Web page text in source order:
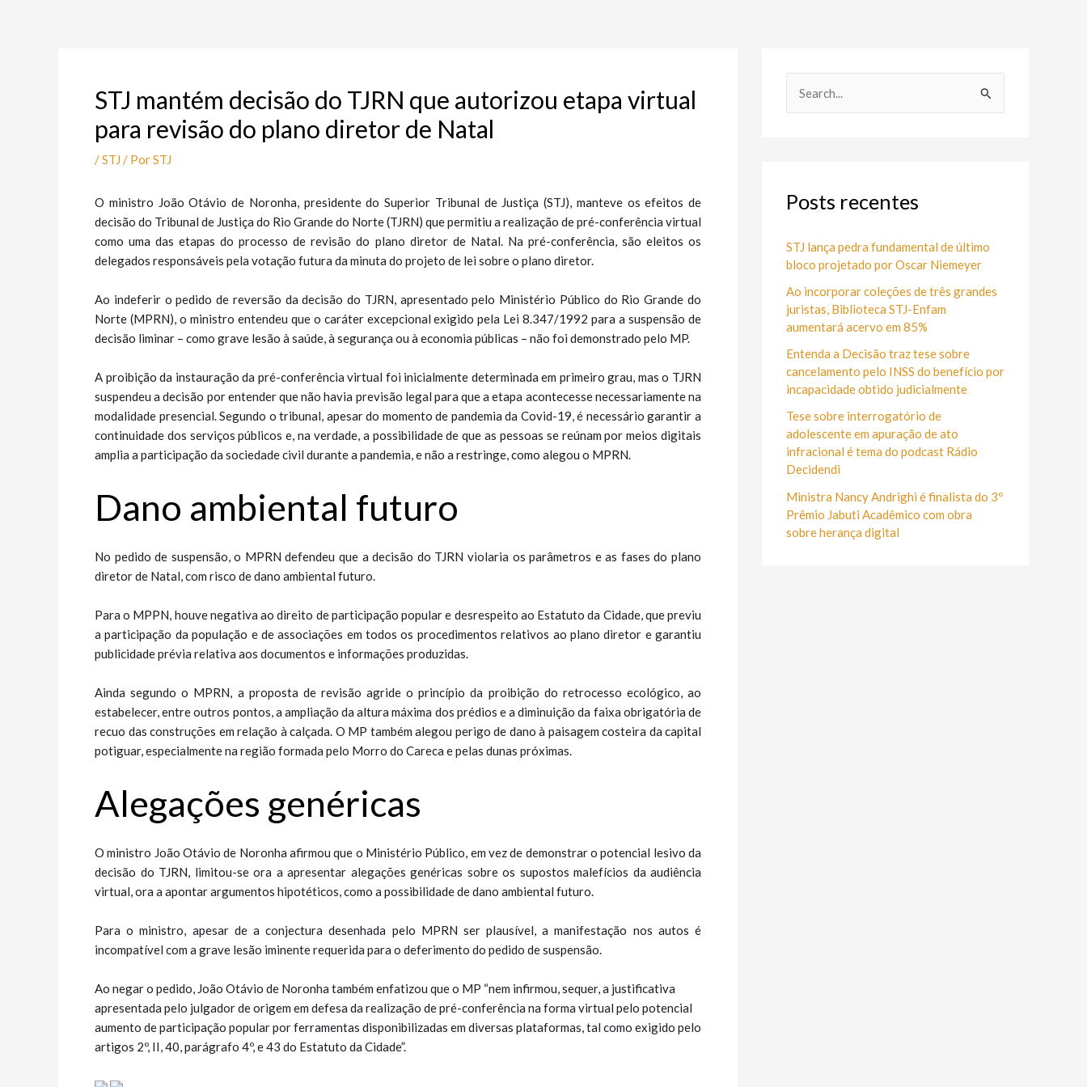
STJ mantém decisão do TJRN que autorizou etapa virtual
para revisão do plano diretor de Natal
/STJ / PorSTJ
​​​O ministro João Otávio de Noronha, presidente do Superior Tribunal de Justiça (STJ), manteve os efeitos de
decisão do Tribunal de Justiça do Rio Grande do Norte (TJRN) que permitiu a realização de pré-conferência virtual
como uma das etapas do processo de revisão do plano diretor de Natal. Na pré-conferência, são eleitos os
delegados responsáveis pela votação futura da minuta do projeto de lei sobre o plano diretor.
Ao indeferir o pedido de reversão da decisão do TJRN, apresentado pelo Ministério Público do Rio Grande do
Norte (MPRN), o ministro entendeu que o caráter excepcional exigido pela Lei 8.347/1992 para a suspensão de
decisão liminar – como grave lesão à saúde, à segurança ou à economia públicas – não foi demonstrado pelo MP.
A proibição da instauração da pré-conferência virtual foi inicialmente determinada em primeiro grau, mas o TJRN
suspendeu a decisão por entender que não havia previsão legal para que a etapa acontecesse necessariamente na
modalidade presencial. Segundo o tribunal, apesar do momento de pandemia da Covid-19, é necessário garantir a
continuidade dos serviços públicos e, na verdade, a possibilidade de que as pessoas se reúnam por meios digitais
amplia a participação da sociedade civil durante a pandemia, e não a restringe, como alegou o MPRN.
Dano ambien​​tal futuro
No pedido de suspensão, o MPRN defendeu que a decisão do TJRN violaria os parâmetros e as fases do plano
diretor de Natal, com risco de dano ambiental futuro.
Para o MPPN, houve negativa ao direito de participação popular e desrespeito ao Estatuto da Cidade, que previu
a participação da população e de associações em todos os procedimentos relativos ao plano diretor e garantiu
publicidade prévia relativa aos documentos e informações produzidas.
Ainda segundo o MPRN, a proposta de revisão agride o princípio da proibição do retrocesso ecológico, ao
estabelecer, entre outros pontos, a ampliação da altura máxima dos prédios e a diminuição da faixa obrigatória de
recuo das construções em relação à calçada. O MP também alegou perigo de dano à paisagem costeira da capital
potiguar, especialmente na região formada pelo Morro do Careca e pelas dunas próximas.
Alegações gené​​ricas
O ministro João Otávio de Noronha afirmou que o Ministério Público, em vez de demonstrar o potencial lesivo da
decisão do TJRN, limitou-se ora a apresentar alegações genéricas sobre os supostos malefícios da audiência
virtual, ora a apontar argumentos hipotéticos, como a possibilidade de dano ambiental futuro.
Para o ministro, apesar de a conjectura desenhada pelo MPRN ser plausível, a manifestação nos autos é
incompatível com a grave lesão iminente requerida para o deferimento do pedido de suspensão.
Ao negar o pedido, João Otávio de Noronha também enfatizou que o MP “nem infirmou, sequer, a justificativa
apresentada pelo julgador de origem em defesa da realização de pré-conferência na forma virtual pelo potencial
aumento de participação popular por ferramentas disponibilizadas em diversas plataformas, tal como exigido pelo
artigos 2º, II, 40, parágrafo 4º, e 43 do Estatuto da Cidade”.
u
s
a
r
p
:
Posts recentes
STJ lança pedra fundamental de último
bloco projetado por Oscar Niemeyer
Ao incorporar coleções de três grandes
juristas, Biblioteca STJ-Enfam
aumentará acervo em 85%
Entenda a Decisão traz tese sobre
cancelamento pelo INSS do benefício por
incapacidade obtido judicialmente
Tese sobre interrogatório de
adolescente em apuração de ato
infracional é tema do podcast Rádio
Decidendi
Ministra Nancy Andrighi é finalista do 3º
Prêmio Jabuti Acadêmico com obra
sobre herança digital